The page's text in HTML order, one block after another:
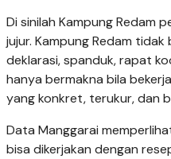
Di sinilah Kampung Redam
jujur. Kampung Redam
deklarasi, spanduk, rapat
hanya bermakna bila
yang konkret, terukur, dan
Data Manggarai
bisa dikerjakan dengan